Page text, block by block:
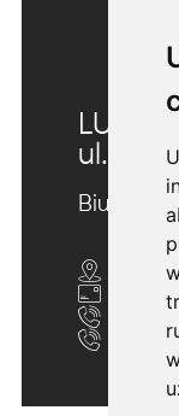
LUBLIN
ul.
Biuro
ul.
+48
+48